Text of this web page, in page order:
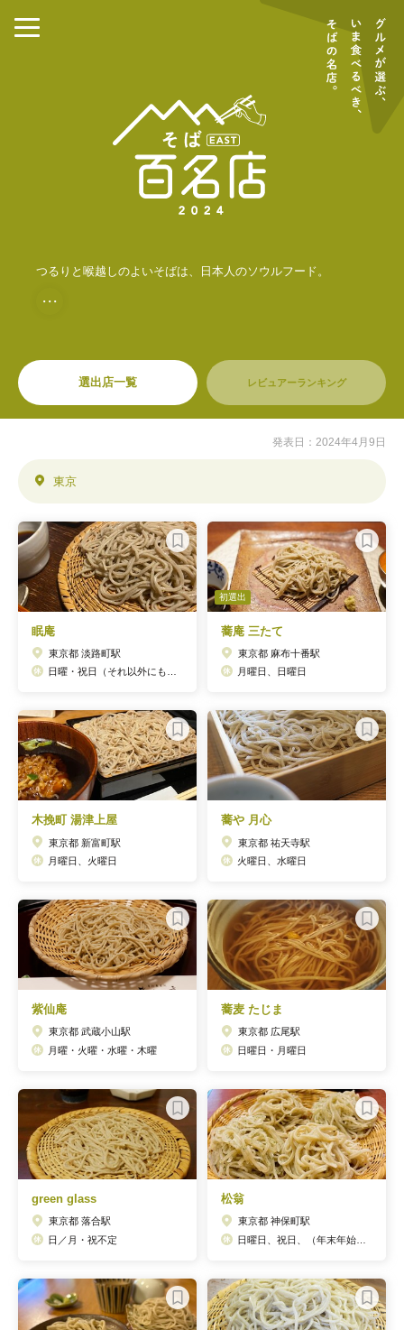
つるりと喉越しのよいそばは、日本人のソウルフード。
・・・
選出店一覧 レビュアーランキング
発表日：2024年4月9日
東京
眠庵
東京都 淡路町駅
初選出
蕎庵 三たて
東京都 麻布十番駅
月曜日、日曜日
木挽町 湯津上屋
東京都 新富町駅
月曜日、火曜日
蕎や 月心
東京都 祐天寺駅
火曜日、水曜日
紫仙庵
東京都 武蔵小山駅
月曜・火曜・水曜・木曜
蕎麦 たじま
東京都 広尾駅
日曜日・月曜日
green glass
東京都 落合駅
日／月・祝不定
松翁
東京都 神保町駅